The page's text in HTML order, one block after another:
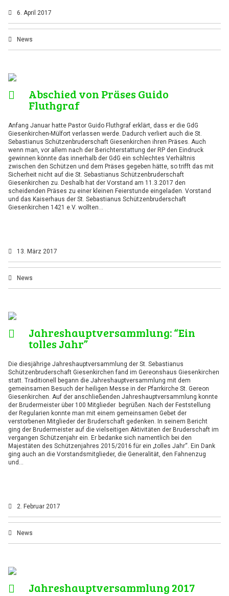
6. April 2017
News
Abschied von Präses Guido
Fluthgraf
Anfang Januar hatte Pastor Guido Fluthgraf erklärt, dass er die GdG
Giesenkirchen-Mülfort verlassen werde. Dadurch verliert auch die St.
Sebastianus Schützenbruderschaft Giesenkirchen ihren Präses. Auch
wenn man, vor allem nach der Berichterstattung der RP den Eindruck
gewinnen könnte das innerhalb der GdG ein schlechtes Verhältnis
zwischen den Schützen und dem Präses gegeben hätte, so trifft das mit
Sicherheit nicht auf die St. Sebastianus Schützenbruderschaft
Giesenkirchen zu. Deshalb hat der Vorstand am 11.3.2017 den
scheidenden Präses zu einer kleinen Feierstunde eingeladen. Vorstand
und das Kaiserhaus der St. Sebastianus Schützenbruderschaft
Giesenkirchen 1421 e.V. wollten…
13. März 2017
News
Jahreshauptversammlung: “Ein
tolles Jahr”
Die diesjährige Jahreshauptversammlung der St. Sebastianus
Schützenbruderschaft Giesenkirchen fand im Gereonshaus Giesenkirchen
statt. Traditionell begann die Jahreshauptversammlung mit dem
gemeinsamen Besuch der heiligen Messe in der Pfarrkirche St. Gereon
Giesenkirchen. Auf der anschließenden Jahreshauptversammlung konnte
der Brudermeister über 100 Mitglieder begrüßen. Nach der Feststellung
der Regularien konnte man mit einem gemeinsamen Gebet der
verstorbenen Mitglieder der Bruderschaft gedenken. In seinem Bericht
ging der Brudermeister auf die vielseitigen Aktivitäten der Bruderschaft im
vergangen Schützenjahr ein. Er bedanke sich namentlich bei den
Majestäten des Schützenjahres 2015/2016 für ein „tolles Jahr“. Ein Dank
ging auch an die Vorstandsmitglieder, die Generalität, den Fahnenzug
und…
2. Februar 2017
News
Jahreshauptversammlung 2017